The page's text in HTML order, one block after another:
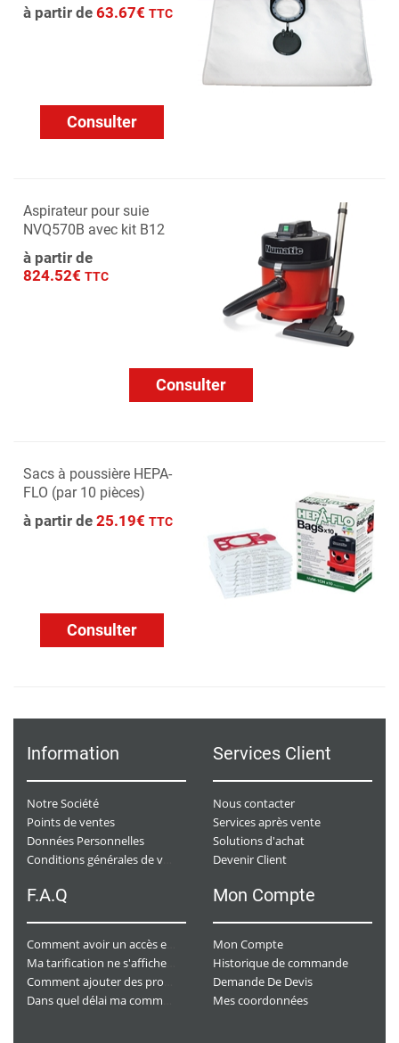
à partir de 63.67€ TTC
Consulter
Aspirateur pour suie
NVQ570B avec kit B12
à partir de
824.52€ TTC
Consulter
Sacs à poussière HEPA-
FLO (par 10 pièces)
à partir de 25.19€ TTC
Consulter
Information
Notre Société
Points de ventes
Données Personnelles
Services Client
Nous contacter
Services après vente
Solutions d'achat
Devenir Client
F.A.Q Mon Compte
Mon Compte
Historique de commande
Demande De Devis
Mes coordonnées